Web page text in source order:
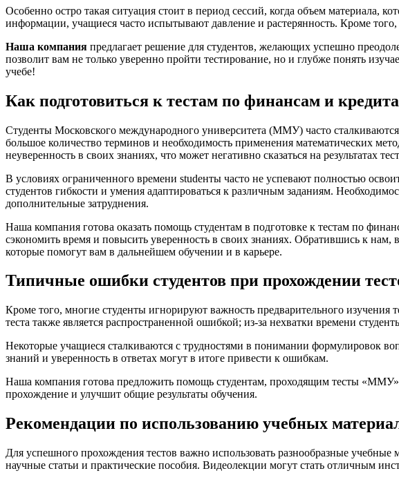
Особенно остро такая ситуация стоит в период сессий, когда объем материала,
информации, учащиеся часто испытывают давление и растерянность. Кроме
Наша компания предлагает решение для студентов, желающих успешно
позволит вам не только уверенно пройти тестирование, но и глубже понять
учебе!
Как подготовиться к тестам по финансам и
Студенты Московского международного университета (ММУ) часто
большое количество терминов и необходимость применения математических
неуверенность в своих знаниях, что может негативно сказаться на результатах
В условиях ограниченного времени studенты часто не успевают полностью
студентов гибкости и умения адаптироваться к различным заданиям.
дополнительные затруднения.
Наша компания готова оказать помощь студентам в подготовке к тестам по
сэкономить время и повысить уверенность в своих знаниях. Обратившись к
которые помогут вам в дальнейшем обучении и в карьере.
Типичные ошибки студентов при прохождении
Кроме того, многие студенты игнорируют важность предварительного
теста также является распространенной ошибкой; из-за нехватки времени
Некоторые учащиеся сталкиваются с трудностями в понимании формулировок
знаний и уверенность в ответах могут в итоге привести к ошибкам.
Наша компания готова предложить помощь студентам, проходящим тесты
прохождение и улучшит общие результаты обучения.
Рекомендации по использованию учебных
Для успешного прохождения тестов важно использовать разнообразные
научные статьи и практические пособия. Видеолекции могут стать отличным